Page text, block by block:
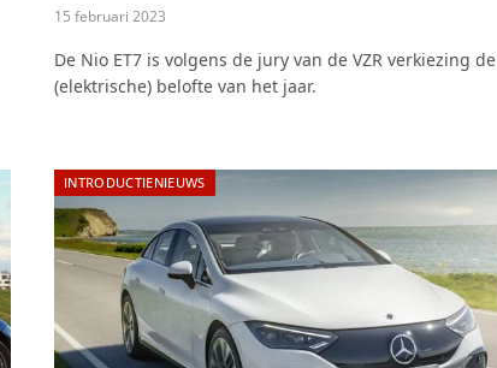
15 februari 2023
De Nio ET7 is volgens de jury van de VZR verkiezing de
(elektrische) belofte van het jaar.
INTRODUCTIENIEUWS